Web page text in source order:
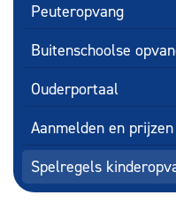
Peuteropvang
Buitenschoolse
Ouderportaal
Aanmelden en prijzen
Spelregels